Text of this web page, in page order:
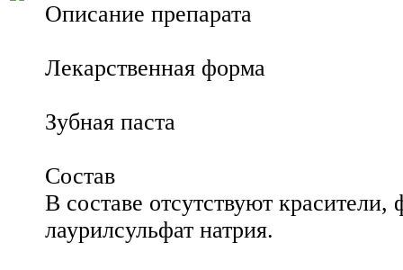
Описание препарата
Лекарственная форма
Зубная паста
Состав
В составе отсутствуют
лаурилсульфат натрия.